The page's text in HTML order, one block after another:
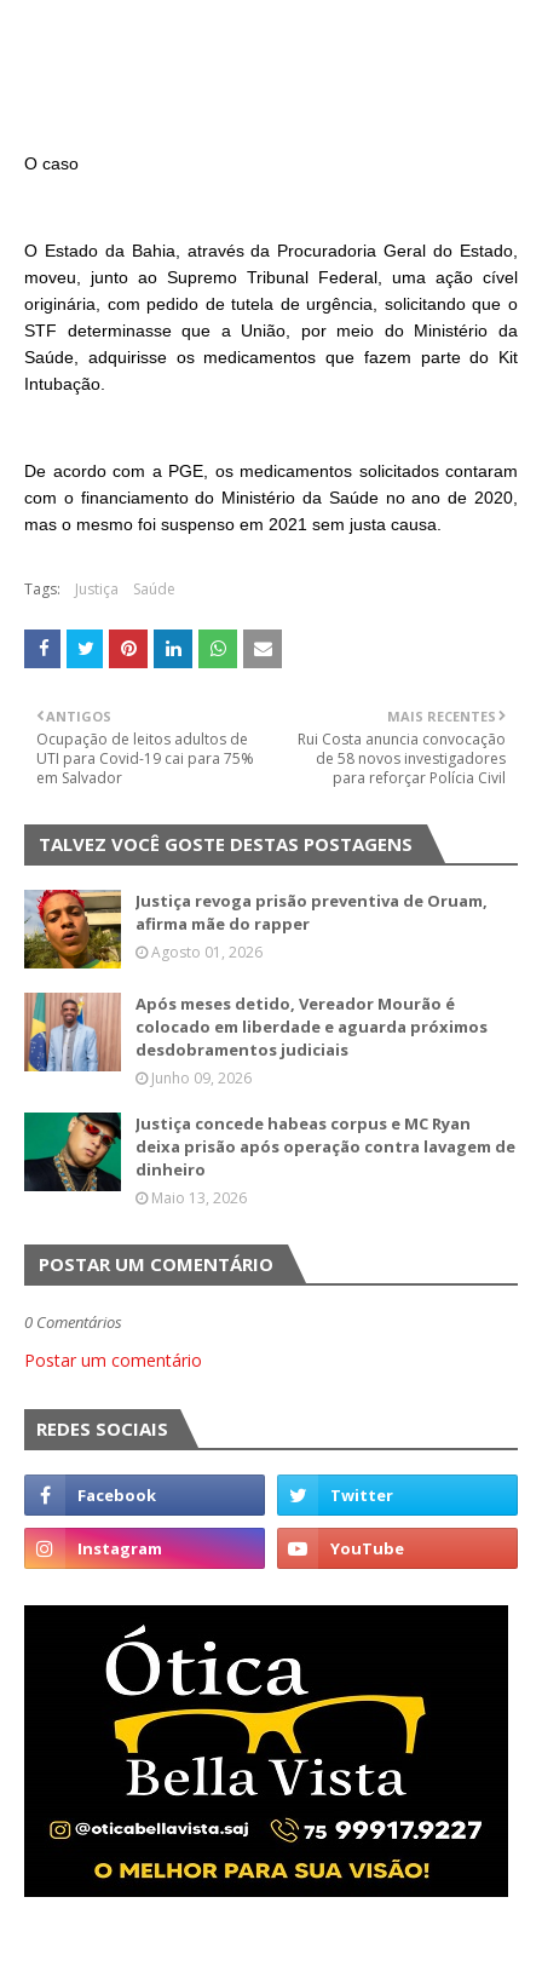
O caso
O Estado da Bahia, através da Procuradoria Geral do Estado,
moveu, junto ao Supremo Tribunal Federal, uma ação cível
originária, com pedido de tutela de urgência, solicitando que o
STF determinasse que a União, por meio do Ministério da
Saúde, adquirisse os medicamentos que fazem parte do Kit
Intubação.
De acordo com a PGE, os medicamentos solicitados contaram
com o financiamento do Ministério da Saúde no ano de 2020,
mas o mesmo foi suspenso em 2021 sem justa causa.
Tags: Justiça Saúde
MAIS RECENTES
Rui Costa anuncia convocação
de 58 novos investigadores
para reforçar Polícia Civil
ANTIGOS
Ocupação de leitos adultos de
UTI para Covid-19 cai para 75%
em Salvador
TALVEZ VOCÊ GOSTE DESTAS POSTAGENS
Justiça revoga prisão preventiva de Oruam,
afirma mãe do rapper
Agosto 01, 2026
Após meses detido, Vereador Mourão é
colocado em liberdade e aguarda próximos
desdobramentos judiciais
Junho 09, 2026
Justiça concede habeas corpus e MC Ryan
deixa prisão após operação contra lavagem de
dinheiro
Maio 13, 2026
POSTAR UM COMENTÁRIO
0 Comentários
Postar um comentário
REDES SOCIAIS